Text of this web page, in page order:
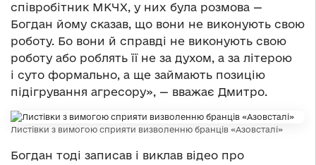
співробітник МКЧХ, у них була розмова —
Богдан йому сказав, що вони не виконують свою
роботу. Бо вони й справді не виконують свою
роботу або роблять її не за духом, а за літерою
і суто формально, а ще займають позицію
підігрування агресору», — вважає Дмитро.
Листівки з вимогою сприяти визволенню бранців «Азовсталі»
Богдан тоді записав і виклав відео про